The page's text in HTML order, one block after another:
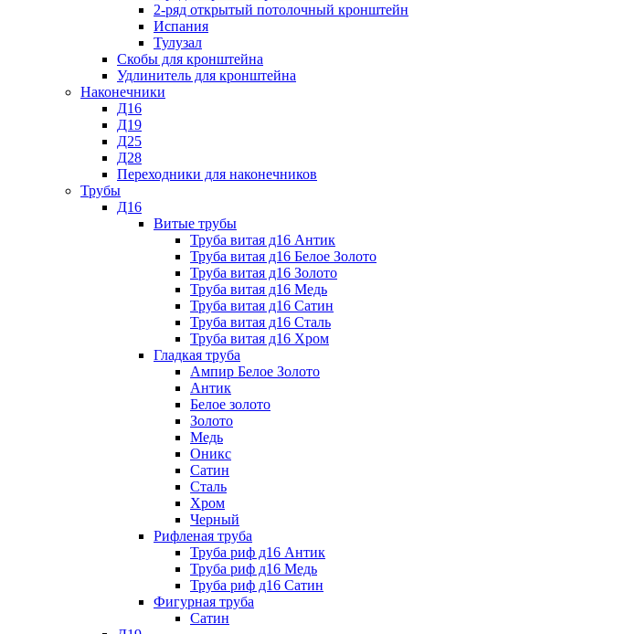
2-ряд открытый потолочный кронштейн
Испания
Тулузал
Скобы для кронштейна
Удлинитель для кронштейна
Наконечники
Д16
Д19
Д25
Д28
Переходники для наконечников
Трубы
Д16
Витые трубы
Труба витая д16 Антик
Труба витая д16 Белое Золото
Труба витая д16 Золото
Труба витая д16 Медь
Труба витая д16 Сатин
Труба витая д16 Сталь
Труба витая д16 Хром
Гладкая труба
Ампир Белое Золото
Антик
Белое золото
Золото
Медь
Оникс
Сатин
Сталь
Хром
Черный
Рифленая труба
Труба риф д16 Антик
Труба риф д16 Медь
Труба риф д16 Сатин
Фигурная труба
Сатин